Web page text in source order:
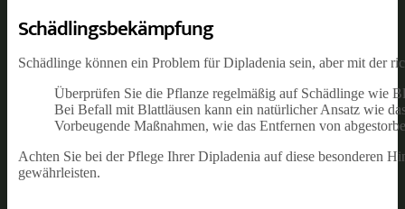
Schädlingsbekämpfung
Schädlinge können ein Problem für Dipladenia sein, aber mit der
Überprüfen Sie die Pflanze regelmäßig auf Schädlinge wie
Bei Befall mit Blattläusen kann ein natürlicher Ansatz wie
Vorbeugende Maßnahmen, wie das Entfernen von
Achten Sie bei der Pflege Ihrer Dipladenia auf diese besonderen
gewährleisten.